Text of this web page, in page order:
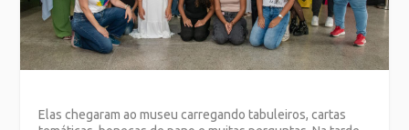
Elas chegaram ao museu carregando tabuleiros, cartas